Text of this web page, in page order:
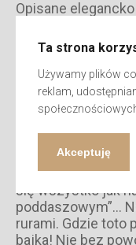
Opisane
patrzcie, patrzcie!
zobaczymy, może
Zalogowałem
zgarnięcia rabat
Wprowadziłem
bardzo, mam
projektować.
się wszystko jak
poddaszowym”…
rurami. Gdzie toto
bajka! Nie bez
Ta strona
Używamy plików
reklam,
Akceptuję